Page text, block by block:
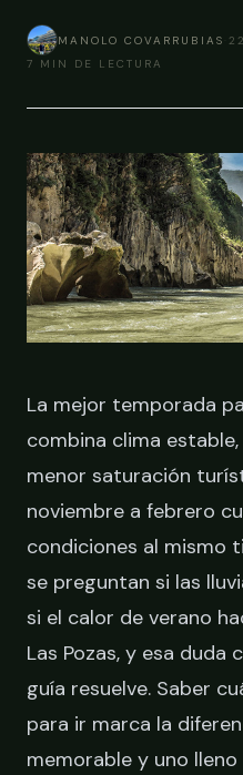
MANOLO COVARRUBIAS
7
MIN DE LECTURA
La mejor temporada
combina clima
menor saturación
noviembre a febrero
condiciones al mismo
se preguntan si las
si el calor de verano
Las Pozas, y esa duda
guía resuelve. Saber
para ir marca la
memorable y uno